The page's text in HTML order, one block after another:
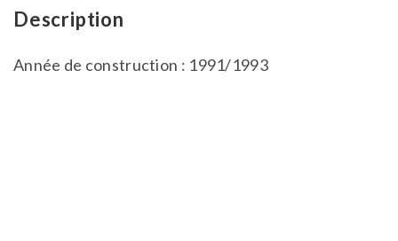
Description
Année de construction : 1991/1993